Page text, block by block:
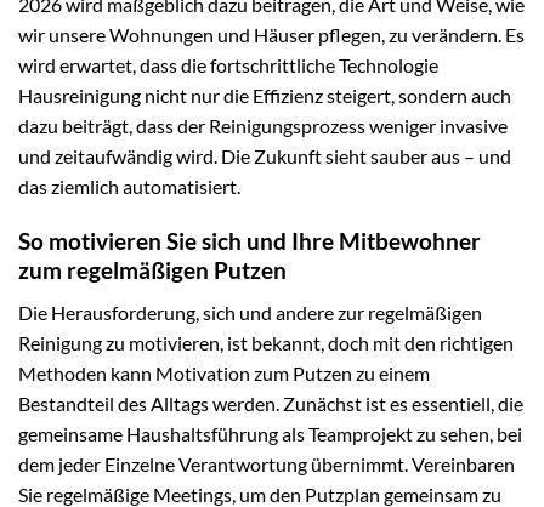
wir unsere Wohnungen und Häuser pflegen, zu verändern. Es
wird erwartet, dass die fortschrittliche Technologie
Hausreinigung nicht nur die Effizienz steigert, sondern auch
dazu beiträgt, dass der Reinigungsprozess weniger invasive
und zeitaufwändig wird. Die Zukunft sieht sauber aus – und
das ziemlich automatisiert.
So motivieren Sie sich und Ihre Mitbewohner
zum regelmäßigen Putzen
Die Herausforderung, sich und andere zur regelmäßigen
Reinigung zu motivieren, ist bekannt, doch mit den richtigen
Methoden kann Motivation zum Putzen zu einem
Bestandteil des Alltags werden. Zunächst ist es essentiell, die
gemeinsame Haushaltsführung als Teamprojekt zu sehen, bei
dem jeder Einzelne Verantwortung übernimmt. Vereinbaren
Sie regelmäßige Meetings, um den Putzplan gemeinsam zu